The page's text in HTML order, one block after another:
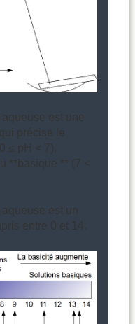
est une
précise le
≤ pH < 7),
**basique ** (7 <
est un
entre 0 et 14.